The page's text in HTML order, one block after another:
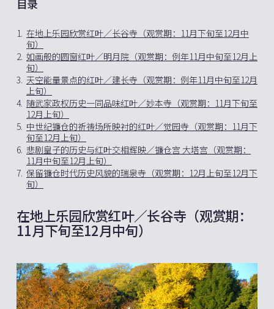
目录
1. 在地上乐园欣赏红叶／长谷寺（观赏期：11月下旬至12月中
旬）
2. 如画般的圆窗红叶／明月院（观赏期：例年11月中旬至12月上
旬）
3. 天空能量景点的红叶／建长寺（观赏期：例年11月中旬至12月
上旬）
4. 随武家政权历史一同品味红叶／妙本寺（观赏期：11月下旬至
12月上旬）
5. 中世纪镰仓的祈祷场所映衬的红叶／觉园寺（观赏期：11月下
旬至12月上旬）
6. 悲剧皇子的历史与红叶交相辉映／镰仓宫 大塔宫（观赏期：
11月中旬至12月上旬）
7. 保留镰仓时代历史风貌的瑞泉寺（观赏期：12月上旬至12月下
旬）
在地上乐园欣赏红叶／长谷寺（观赏期：
11月下旬至12月中旬）